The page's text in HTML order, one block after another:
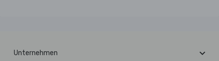
Unternehmen